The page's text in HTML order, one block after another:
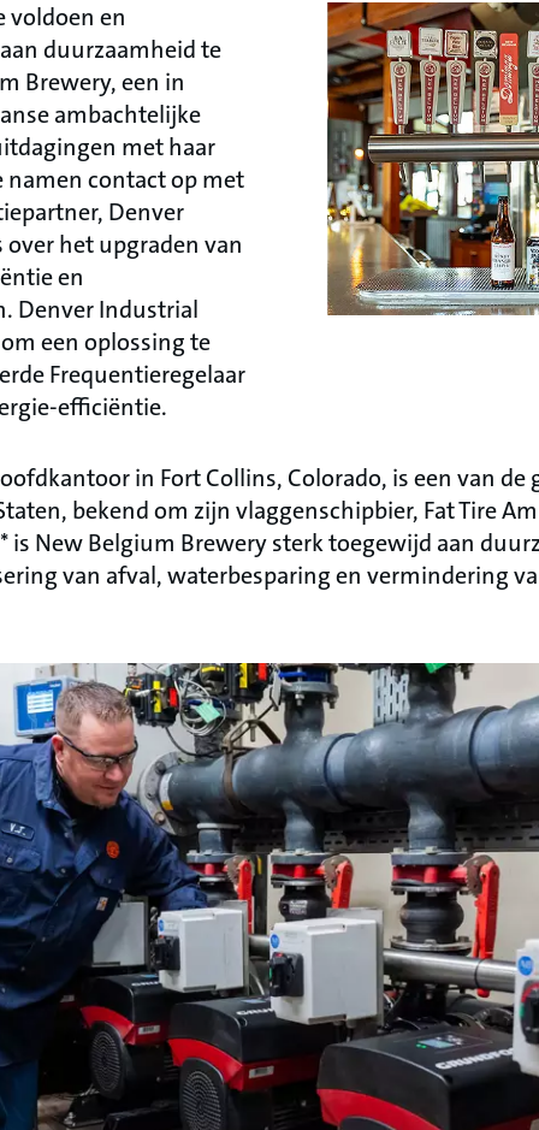
voldoen en
duurzaamheid te
Brewery, een in
ambachtelijke
met haar
contact op met
Denver
het upgraden van
en
Denver Industrial
een oplossing te
Frequentieregelaar
efficiëntie.
in Fort Collins, Colorado, is een van
bekend om zijn vlaggenschipbier, Fat Tire
is New Belgium Brewery sterk toegewijd aan
van afval, waterbesparing en vermindering